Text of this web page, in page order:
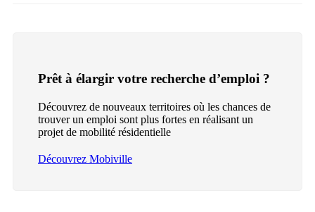
Prêt à élargir votre recherche d’emploi ?
Découvrez de nouveaux territoires où les chances de
trouver un emploi sont plus fortes en réalisant un
projet de mobilité résidentielle
Découvrez Mobiville